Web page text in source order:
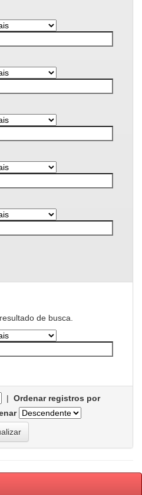
de busca.
| Ordenar registros por